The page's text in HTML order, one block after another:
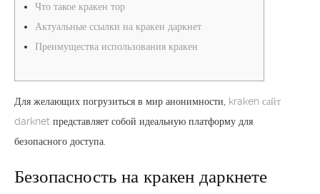
Что такое кракен тор
Актуальные ссылки на кракен даркнет
Преимущества использования кракен
Для желающих погрузиться в мир анонимности, kraken сайт
darknet представляет собой идеальную платформу для
безопасного доступа.
Безопасность на кракен даркнете